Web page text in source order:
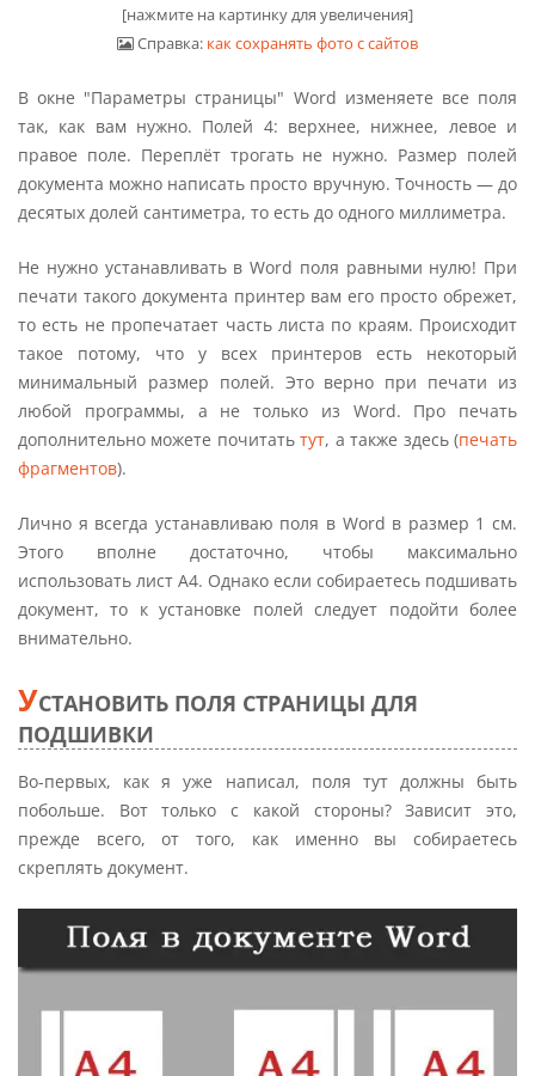
[нажмите на картинку для увеличения]
Справка: как сохранять фото с сайтов
В окне "Параметры страницы" Word изменяете все поля
так, как вам нужно. Полей 4: верхнее, нижнее, левое и
правое поле. Переплёт трогать не нужно. Размер полей
документа можно написать просто вручную. Точность — до
десятых долей сантиметра, то есть до одного миллиметра.
Не нужно устанавливать в Word поля равными нулю! При
печати такого документа принтер вам его просто обрежет,
то есть не пропечатает часть листа по краям. Происходит
такое потому, что у всех принтеров есть некоторый
минимальный размер полей. Это верно при печати из
любой программы, а не только из Word. Про печать
дополнительно можете почитатьтут, а также здесь (печать
фрагментов).
Лично я всегда устанавливаю поля в Word в размер 1 см.
Этого вполне достаточно, чтобы максимально
использовать лист А4. Однако если собираетесь подшивать
документ, то к установке полей следует подойти более
внимательно.
УСТАНОВИТЬ ПОЛЯ СТРАНИЦЫ ДЛЯ
ПОДШИВКИ
Во-первых, как я уже написал, поля тут должны быть
побольше. Вот только с какой стороны? Зависит это,
прежде всего, от того, как именно вы собираетесь
скреплять документ.